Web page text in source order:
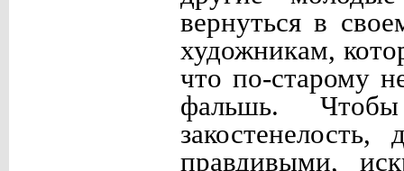
вернуться в
художникам,
что по-старому
фальшь.
правдивыми,